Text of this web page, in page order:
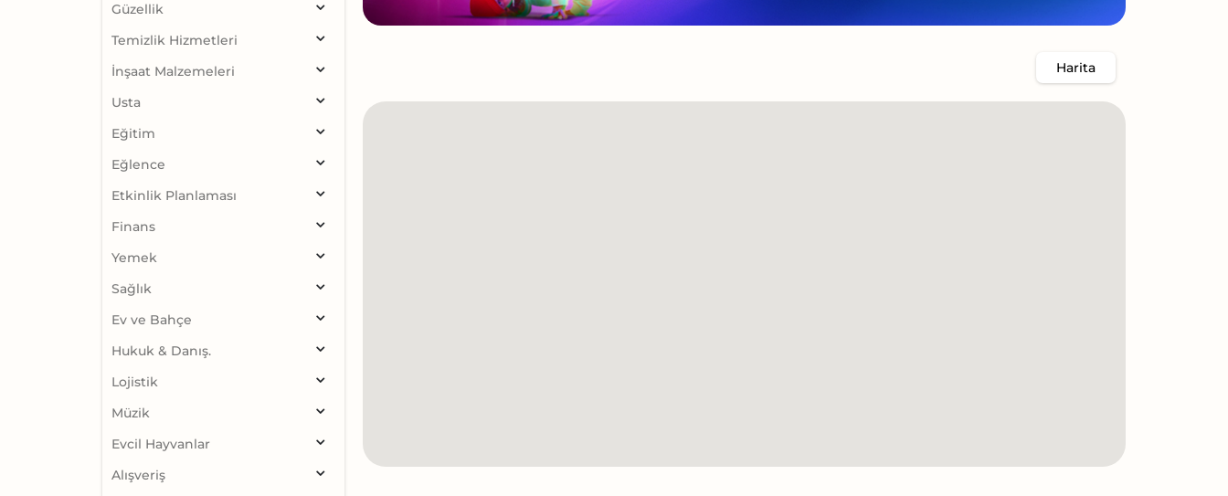
Harita
Güzellik
Temizlik Hizmetleri
İnşaat Malzemeleri
Usta
Eğitim
Eğlence
Etkinlik Planlaması
Finans
Yemek
Sağlık
Ev ve Bahçe
Hukuk & Danış.
Lojistik
Müzik
Evcil Hayvanlar
Alışveriş